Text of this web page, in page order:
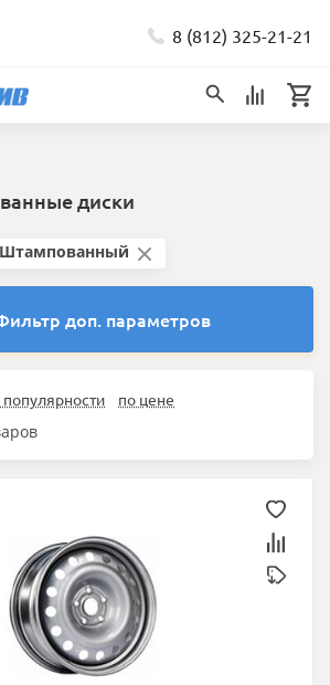
8 (812) 325-21-21
диски
Штампованный
доп. параметров
популярности по цене